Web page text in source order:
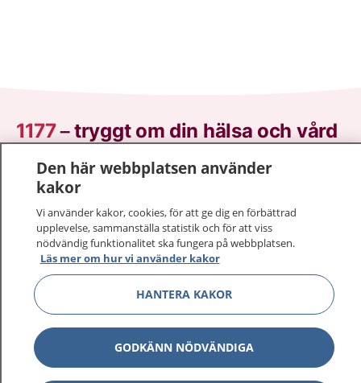
1177–tryggt om din hälsa och vård
På 1177.se får du råd om hälsa och information om
sjukdomar och vilka mottagningar du kan kontakta.
Logga in för att läsa din journal och göra dina
vårdärenden. Ring telefonnummer 1177 för
sjukvårdsrådgivning dygnet runt.
1177 ger dig råd när du vill må bättre.
Show
Den här webbplatsen använder
kakor
Vi använder kakor, cookies, för att ge dig en förbättrad
upplevelse, sammanställa statistik och för att viss
nödvändig funktionalitet ska fungera på webbplatsen.
Läs mer om hur vi använder kakor
HANTERA KAKOR
GODKÄNN NÖDVÄNDIGA